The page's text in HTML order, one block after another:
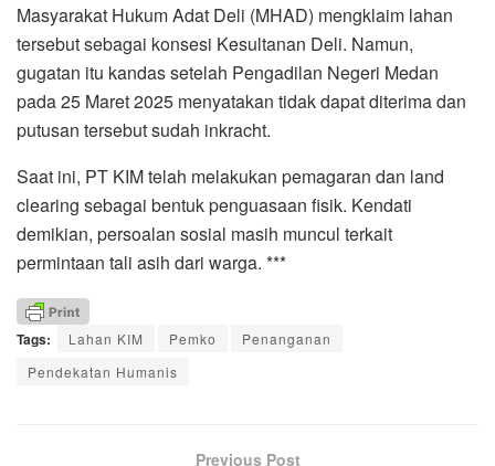
Masyarakat Hukum Adat Deli (MHAD) mengklaim lahan
tersebut sebagai konsesi Kesultanan Deli. Namun,
gugatan itu kandas setelah Pengadilan Negeri Medan
pada 25 Maret 2025 menyatakan tidak dapat diterima dan
putusan tersebut sudah inkracht.
Saat ini, PT KIM telah melakukan pemagaran dan land
clearing sebagai bentuk penguasaan fisik. Kendati
demikian, persoalan sosial masih muncul terkait
permintaan tali asih dari warga. ***
Tags: Lahan KIM Pemko
Penanganan
Pendekatan Humanis
Previous Post